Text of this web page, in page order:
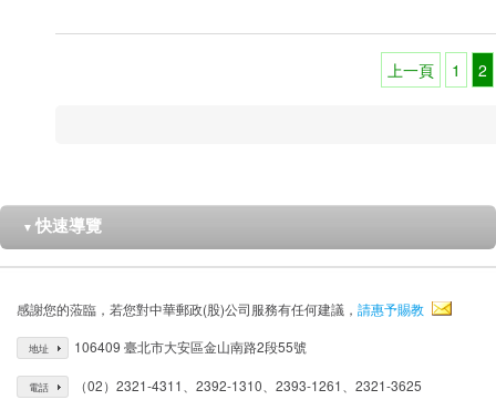
上一頁 1 2
▼ 快速導覽
感謝您的蒞臨，若您對中華郵政(股)公司服務有任何建議， 請惠予賜教
地址 106409 臺北市大安區金山南路2段55號
電話 （02）2321-4311、2392-1310、2393-1261、2321-3625